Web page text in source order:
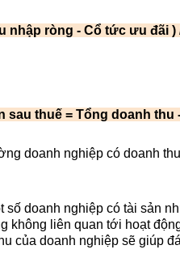
nhập ròng - Cổ tức ưu đãi
sau thuế = Tổng doanh thu
doanh nghiệp có doanh
số doanh nghiệp có tài sản
không liên quan tới hoạt
của doanh nghiệp sẽ giúp